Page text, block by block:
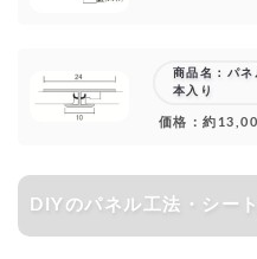
商品名：パ
本入り
価格：約
DIYのパネル工法・シー